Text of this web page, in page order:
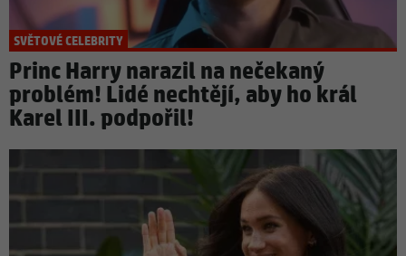
SVĚTOVÉ CELEBRITY
Princ Harry narazil na nečekaný
problém! Lidé nechtějí, aby ho král
Karel III. podpořil!